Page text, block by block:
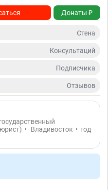
Донаты ₽
Стена
Консультаций
Подписчикa
Отзывов
• Владивосток • год